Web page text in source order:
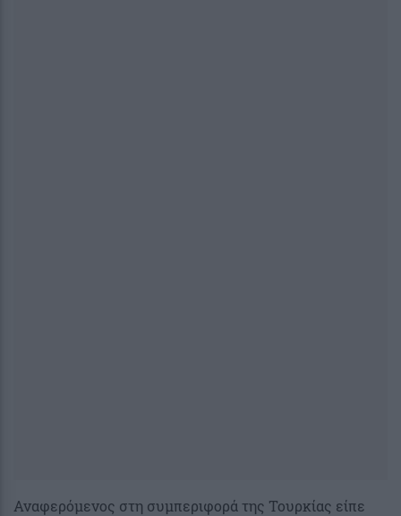
Αναφερόμενος στη συμπεριφορά της Τουρκίας είπε